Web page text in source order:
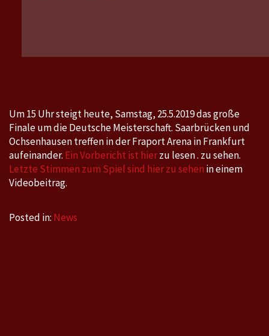
–
25.5.2019
um
15
Uhr
Um 15 Uhr steigt heute, Samstag, 25.5.2019 das große
Finale um die Deutsche Meisterschaft. Saarbrücken und
Ochsenhausen treffen in der Fraport Arena in Frankfurt
aufeinander. Ein Vorbericht ist hierzu lesen . zu sehen.
Letzte Stimmen zum Spiel sind hier zu sehen in einem
Videobeitrag.
Posted in: News